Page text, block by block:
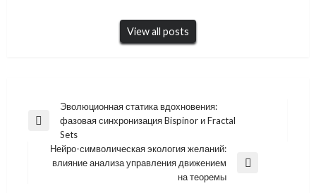
View all posts
Навигация
по
записям
Previous
Эволюционная статика вдохновения:
фазовая синхронизация Bispinor и Fractal
Sets
Next
Нейро-символическая экология желаний:
влияние анализа управления движением
на теоремы